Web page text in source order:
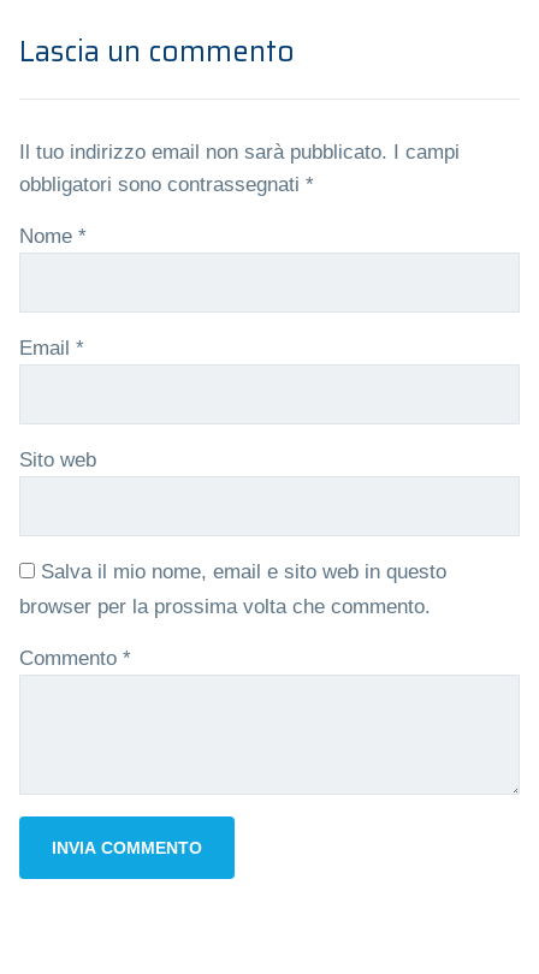
Lascia un commento
Il tuo indirizzo email non sarà pubblicato.
I campi
obbligatori sono contrassegnati *
Nome *
Email *
Sito web
Salva il mio nome, email e sito web in questo
browser per la prossima volta che commento.
Commento *